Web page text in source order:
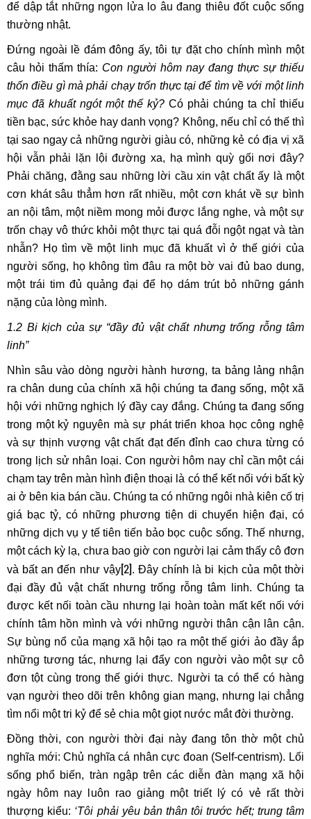
để dập tắt những ngọn lửa lo âu đang thiêu đốt cuộc sống
thường nhật.
Đứng ngoài lề đám đông ấy, tôi tự đặt cho chính mình một
câu hỏi thấm thía: Con người hôm nay đang thực sự thiếu
thốn điều gì mà phải chạy trốn thực tại để tìm về với một linh
mục đã khuất ngót một thế kỷ? Có phải chúng ta chỉ thiếu
tiền bạc, sức khỏe hay danh vọng? Không, nếu chỉ có thế thì
tại sao ngay cả những người giàu có, những kẻ có địa vị xã
hội vẫn phải lặn lội đường xa, hạ mình quỳ gối nơi đây?
Phải chăng, đằng sau những lời cầu xin vật chất ấy là một
cơn khát sâu thẳm hơn rất nhiều, một cơn khát về sự bình
an nội tâm, một niềm mong mỏi được lắng nghe, và một sự
trốn chạy vô thức khỏi một thực tại quá đỗi ngột ngạt và tàn
nhẫn? Họ tìm về một linh mục đã khuất vì ở thế giới của
người sống, họ không tìm đâu ra một bờ vai đủ bao dung,
một trái tim đủ quảng đại để họ dám trút bỏ những gánh
nặng của lòng mình.
1.2 Bi kịch của sự “đầy đủ vật chất nhưng trống rỗng tâm
linh”
Nhìn sâu vào dòng người hành hương, ta bảng lảng nhận
ra chân dung của chính xã hội chúng ta đang sống, một xã
hội với những nghịch lý đầy cay đắng. Chúng ta đang sống
trong một kỷ nguyên mà sự phát triển khoa học công nghệ
và sự thịnh vượng vật chất đạt đến đỉnh cao chưa từng có
trong lịch sử nhân loại. Con người hôm nay chỉ cần một cái
chạm tay trên màn hình điện thoại là có thể kết nối với bất kỳ
ai ở bên kia bán cầu. Chúng ta có những ngôi nhà kiên cố trị
giá bạc tỷ, có những phương tiện di chuyển hiện đại, có
những dịch vụ y tế tiên tiến bảo bọc cuộc sống. Thế nhưng,
một cách kỳ lạ, chưa bao giờ con người lại cảm thấy cô đơn
và bất an đến như vậy[2]. Đây chính là bi kịch của một thời
đại đầy đủ vật chất nhưng trống rỗng tâm linh. Chúng ta
được kết nối toàn cầu nhưng lại hoàn toàn mất kết nối với
chính tâm hồn mình và với những người thân cận lân cận.
Sự bùng nổ của mạng xã hội tạo ra một thế giới ảo đầy ắp
những tương tác, nhưng lại đẩy con người vào một sự cô
đơn tột cùng trong thế giới thực. Người ta có thể có hàng
vạn người theo dõi trên không gian mạng, nhưng lại chẳng
tìm nổi một tri kỷ để sẻ chia một giọt nước mắt đời thường.
Đồng thời, con người thời đại này đang tôn thờ một chủ
nghĩa mới: Chủ nghĩa cá nhân cực đoan (Self-centrism). Lối
sống phổ biến, tràn ngập trên các diễn đàn mạng xã hội
ngày hôm nay luôn rao giảng một triết lý có vẻ rất thời
thượng kiểu: ‘Tôi phải yêu bản thân tôi trước hết; trung tâm